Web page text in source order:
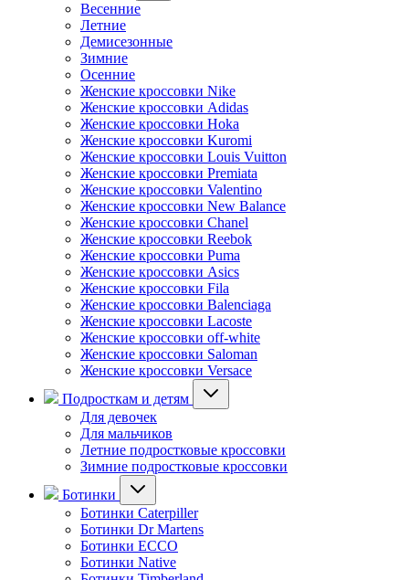
Весенние
Летние
Демисезонные
Зимние
Осенние
Женские кроссовки Nike
Женские кроссовки Adidas
Женские кроссовки Hoka
Женские кроссовки Kuromi
Женские кроссовки Louis Vuitton
Женские кроссовки Premiata
Женские кроссовки Valentino
Женские кроссовки New Balance
Женские кроссовки Chanel
Женские кроссовки Reebok
Женские кроссовки Puma
Женские кроссовки Asics
Женские кроссовки Fila
Женские кроссовки Balenciaga
Женские кроссовки Lacoste
Женские кроссовки off-white
Женские кроссовки Saloman
Женские кроссовки Versace
Подросткам и детям
Для девочек
Для мальчиков
Летние подростковые кроссовки
Зимние подростковые кроссовки
Ботинки
Ботинки Caterpiller
Ботинки Dr Martens
Ботинки ECCO
Ботинки Native